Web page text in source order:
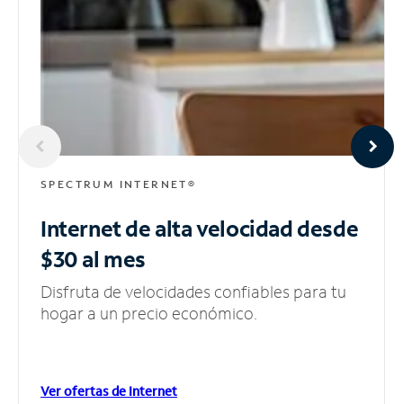
SPECTRUM INTERNET®
Internet de alta velocidaddesde
$30 al mes
Disfruta de velocidades confiables para tu
hogar a un precio económico.
Ver ofertas de Internet